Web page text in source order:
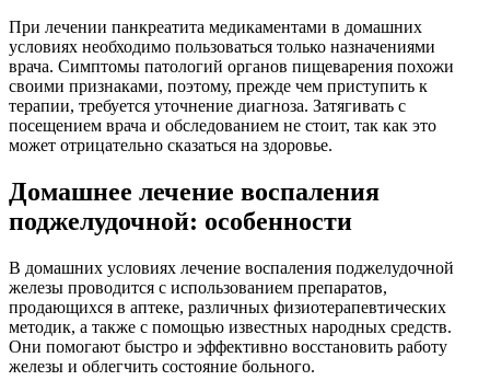
При лечении панкреатита медикаментами в домашних
условиях необходимо пользоваться только назначениями
врача. Симптомы патологий органов пищеварения похожи
своими признаками, поэтому, прежде чем приступить к
терапии, требуется уточнение диагноза. Затягивать с
посещением врача и обследованием не стоит, так как это
может отрицательно сказаться на здоровье.
Домашнее лечение воспаления
поджелудочной: особенности
В домашних условиях лечение воспаления поджелудочной
железы проводится с использованием препаратов,
продающихся в аптеке, различных физиотерапевтических
методик, а также с помощью известных народных средств.
Они помогают быстро и эффективно восстановить работу
железы и облегчить состояние больного.